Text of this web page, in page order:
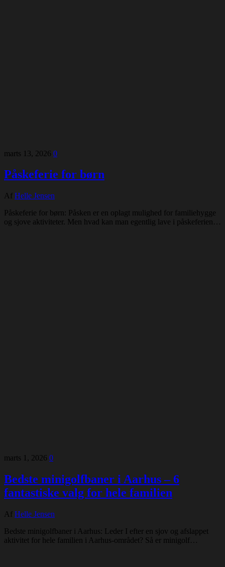
marts 13, 2026 0
Påskeferie for børn
Af Helle Jensen
Påskeferie for børn: Påsken er en oplagt mulighed for familiehygge
og sjove aktiviteter. Men hvad kan man egentlig lave i påskeferien…
marts 1, 2026 0
Bedste minigolfbaner i Aarhus – 6
fantastiske valg for hele familien
Af Helle Jensen
Bedste minigolfbaner i Aarhus: Leder I efter en sjov og afslappet
aktivitet for hele familien i Aarhus-området? Så er minigolf…